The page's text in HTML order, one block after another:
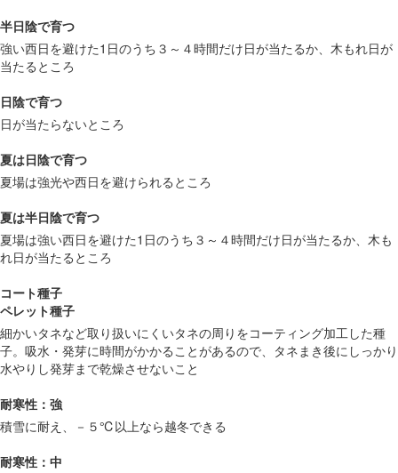
半日陰で育つ
強い西日を避けた1日のうち３～４時間だけ日が当たるか、木もれ日が
当たるところ
日陰で育つ
日が当たらないところ
夏は日陰で育つ
夏場は強光や西日を避けられるところ
夏は半日陰で育つ
夏場は強い西日を避けた1日のうち３～４時間だけ日が当たるか、木も
れ日が当たるところ
コート種子
ペレット種子
細かいタネなど取り扱いにくいタネの周りをコーティング加工した種
子。吸水・発芽に時間がかかることがあるので、タネまき後にしっかり
水やりし発芽まで乾燥させないこと
耐寒性：強
積雪に耐え、－５℃以上なら越冬できる
耐寒性：中